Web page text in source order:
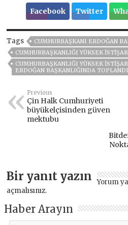
Facebook Twitter
Tags
CUMHURBAŞKANI ERDOĞAN
CUMHURBAŞKANLIĞI YÜKSEK
CUMHURBAŞKANLIĞI YÜKSEK
ERDOĞAN BAŞKANLIĞINDA TOPLANDI
Previous
Çin Halk Cumhuriyeti
büyükelçisinden güven
mektubu
Bir yanıt yazın Yorum
açmalısınız.
Haber Arayın